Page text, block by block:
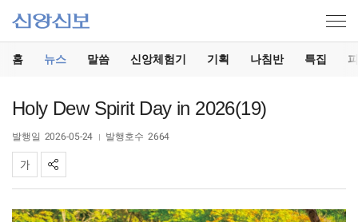
홈 뉴스 말씀 신앙체험기 기획 나침반 특집
Holy Dew Spirit Day in 2026(19)
발행일 2026-05-24 발행호수 2664